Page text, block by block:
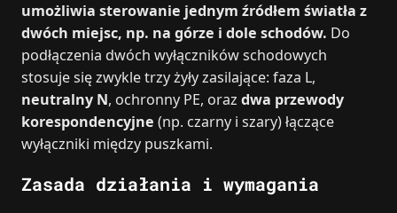
umożliwia sterowanie jednym źródłem światła z
dwóch miejsc, np. na górze i dole schodów. Do
podłączenia dwóch wyłączników schodowych
stosuje się zwykle trzy żyły zasilające: faza L,
neutralny N, ochronny PE, oraz dwa przewody
korespondencyjne (np. czarny i szary) łączące
wyłączniki między puszkami.
Zasada działania i wymagania